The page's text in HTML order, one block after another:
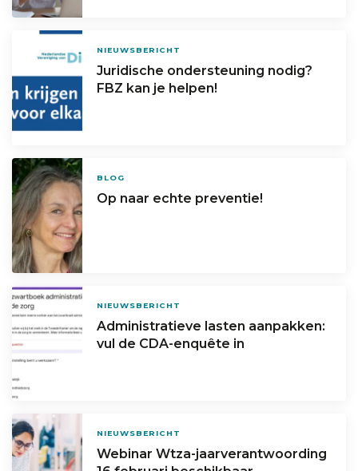
NIEUWSBERICHT
Juridische ondersteuning nodig?
FBZ kan je helpen!
BLOG
Op naar echte preventie!
NIEUWSBERICHT
Administratieve lasten aanpakken:
vul de CDA-enquête in
NIEUWSBERICHT
Webinar Wtza-jaarverantwoording